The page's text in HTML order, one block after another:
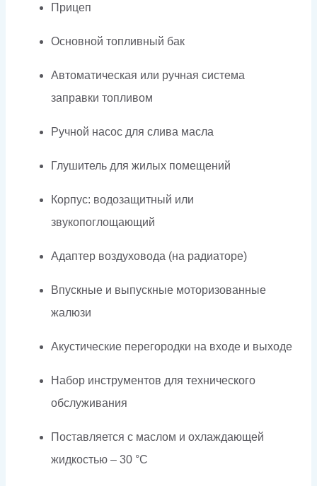
Прицеп
Основной топливный бак
Автоматическая или ручная система
заправки топливом
Ручной насос для слива масла
Глушитель для жилых помещений
Корпус: водозащитный или
звукопоглощающий
Адаптер воздуховода (на радиаторе)
Впускные и выпускные моторизованные
жалюзи
Акустические перегородки на входе и выходе
Набор инструментов для технического
обслуживания
Поставляется с маслом и охлаждающей
жидкостью – 30 °C